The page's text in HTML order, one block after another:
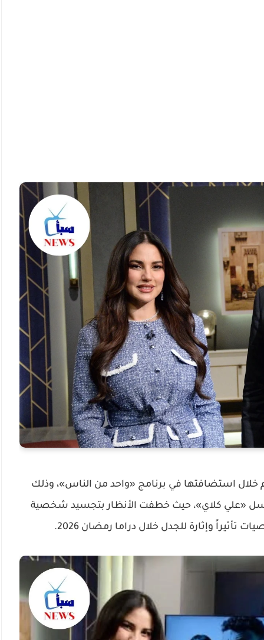
خلال استضافتها في برنامج «واحد من الناس»، وذلك
«علي كلاي»، حيث خطفت الأنظار بتجسيد شخصية
وإثارة للجدل خلال دراما رمضان 2026.